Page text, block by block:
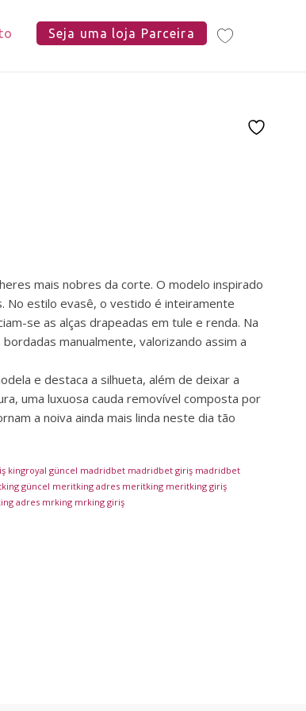
Seja uma loja Parceira
mais nobres da corte. O modelo inspirado
No estilo evasê, o vestido é inteiramente
se as alças drapeadas em tule e renda. Na
manualmente, valorizando assim a
e destaca a silhueta, além de deixar a
uma luxuosa cauda removível composta por
a noiva ainda mais linda neste dia tão
kingroyal güncel madridbet madridbet giriş madridbet
güncel meritking adres meritking meritking giriş
adres mrking mrking giriş